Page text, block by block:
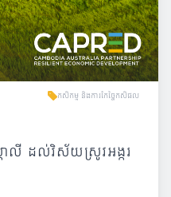
កសិកម្ម និងការកែច្នៃកសិផល
រាលី ដល់វិស័យស្រូវអង្ករ